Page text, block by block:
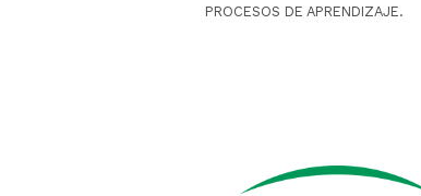
PROCESOS DE APRENDIZAJE.